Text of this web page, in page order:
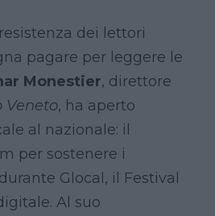
dei lettori
pagare per leggere le
Monestier, direttore
Veneto, ha aperto
al nazionale: il
per sostenere i
Glocal, il Festival
Al suo